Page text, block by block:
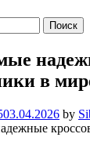
в
03.04.2026 by